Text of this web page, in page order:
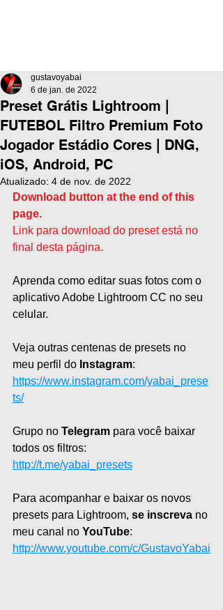
Preset Grátis Lightroom |
FUTEBOL Filtro Premium Foto
Jogador Estádio Cores | DNG,
iOS, Android, PC
gustavoyabai
6 de jan. de 2022
Atualizado: 4 de nov. de 2022
Download button at the end of this
page.
Link para download do preset está no
final desta página.
Aprenda como editar suas fotos com o
aplicativo Adobe Lightroom CC no seu
celular.
Veja outras centenas de presets no
meu perfil do Instagram:
https://www.instagram.com/yabai_prese
ts/
Grupo no Telegram para você baixar
todos os filtros:
http://t.me/yabai_presets
Para acompanhar e baixar os novos
presets para Lightroom, se inscreva no
meu canal no YouTube:
http://www.youtube.com/c/GustavoYabai